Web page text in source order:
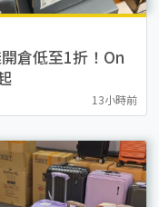
倉低至1折！On
13小時前